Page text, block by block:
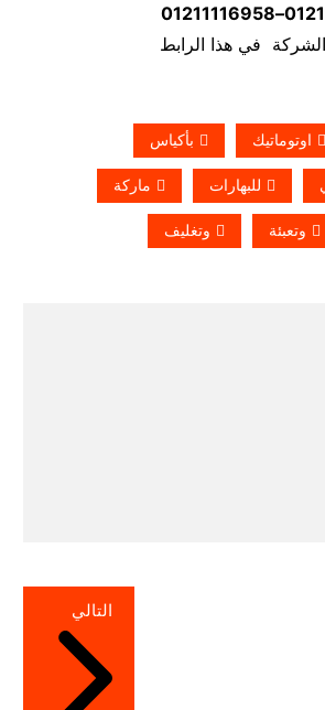
في هذا الرابط
اوتوماتيك بأكياس
للبهارات ماركة
وتعبئة وتغليف
التالي